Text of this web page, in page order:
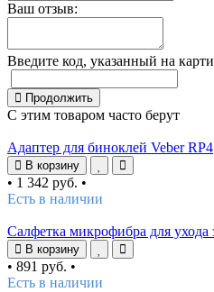
Ваш отзыв:
Введите код, указанный на
Продолжить
С этим товаром часто берут
Адаптер для биноклей Veber RP4
В корзину
• 1 342 руб. •
Есть в наличии
Салфетка микрофибра для ухода
В корзину
• 891 руб. •
Есть в наличии